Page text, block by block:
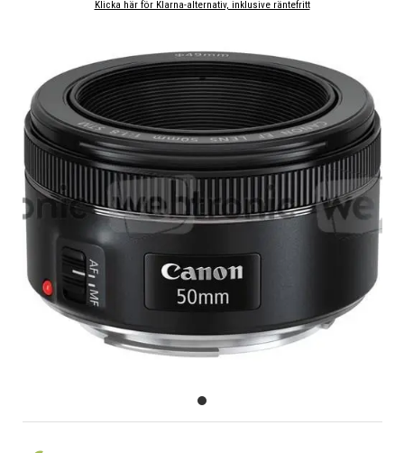
Klicka här för Klarna-alternativ, inklusive räntefritt